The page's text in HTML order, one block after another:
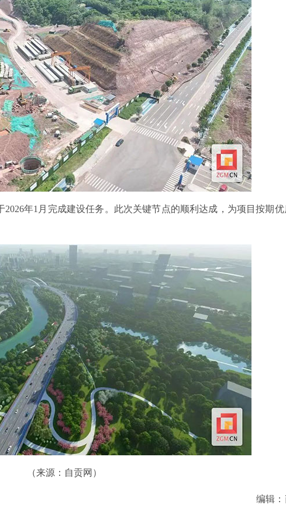
年1月完成建设任务。此次关键节点的顺利达成，为项目按期
（来源：自贡网）
编辑